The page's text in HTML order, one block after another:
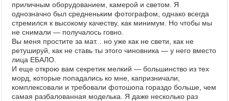
Фототоп
Видеотоп
приличным оборудованием, камерой и светом. Я
однозначно был средненьким фотографом, однако всегда
стремился к высокому качеству, как минимум. Но чтобы мы
не снимали — получалось говно.
Вы меня простите за мат... но уже как не свети, как не
ретушируй, как не ставь ты этого чиновника — у него вместо
лица ЕБАЛО.
И еще открою вам секретик мелкий — большинство из тех
морд, которые попадались ко мне, капризничали,
комплексовали и требовали фотошопа гораздо больше, чем
самая разбалованная моделька. Я даже несколько раз